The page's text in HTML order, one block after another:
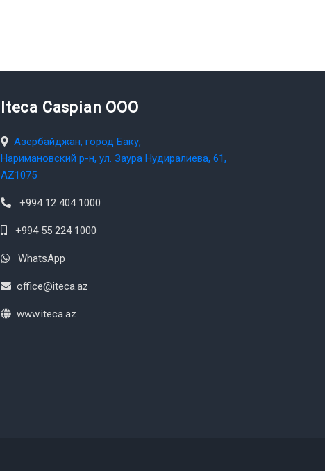
Iteca Caspian OOO
Азербайджан, город Баку,
Наримановский р-н, ул. Заура Нудиралиева, 61,
AZ1075
+994 12 404 1000
+994 55 224 1000
WhatsApp
office@iteca.az
www.iteca.az